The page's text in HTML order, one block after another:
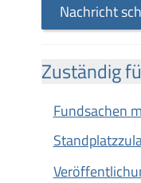
Nachricht
Zuständig
Fundsachen